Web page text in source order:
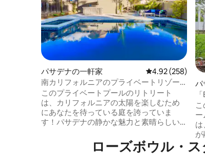
パサデナの一軒家 レビュー258件
4.92 (258)
南カリフォルニアのプライベートリゾー
ト
このプライベートプールのリトリート
は、カリフォルニアの太陽を楽しむため
にあなたを待っている庭を誇っていま
す！パサデナの静かな魅力と素晴らしい
タウンのすぐ外れにあり、サンタモニカ
ビーチ＆ピア、ハリウッド、ディズニー
パ
は
ン
ローズボウル・